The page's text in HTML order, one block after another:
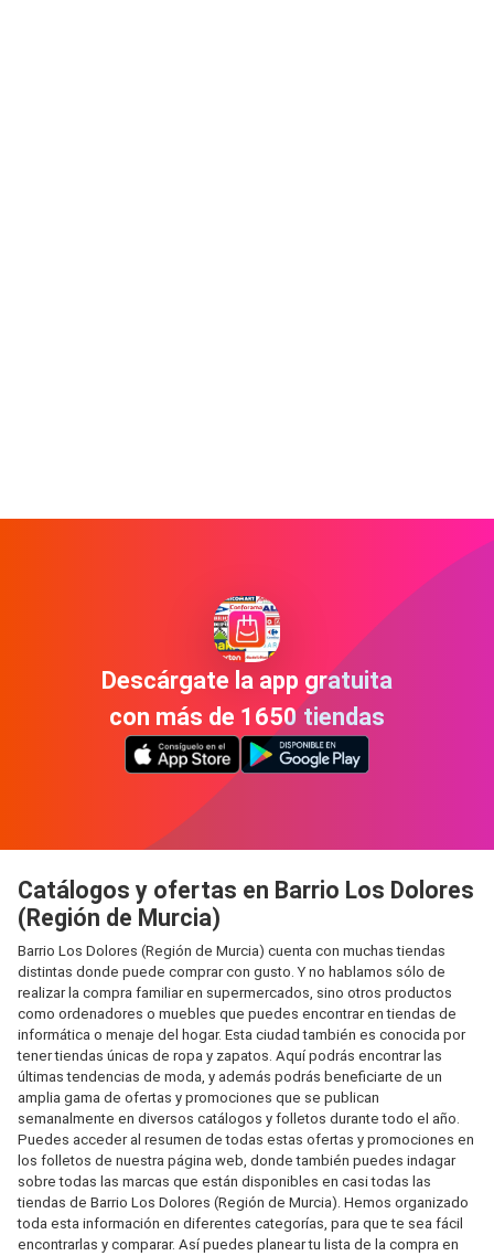
Descárgate la app gratuita
con más de 1650 tiendas
Catálogos y ofertas en Barrio Los Dolores
(Región de Murcia)
Barrio Los Dolores (Región de Murcia) cuenta con muchas tiendas
distintas donde puede comprar con gusto. Y no hablamos sólo de
realizar la compra familiar en supermercados, sino otros productos
como ordenadores o muebles que puedes encontrar en tiendas de
informática o menaje del hogar. Esta ciudad también es conocida por
tener tiendas únicas de ropa y zapatos. Aquí podrás encontrar las
últimas tendencias de moda, y además podrás beneficiarte de un
amplia gama de ofertas y promociones que se publican
semanalmente en diversos catálogos y folletos durante todo el año.
Puedes acceder al resumen de todas estas ofertas y promociones en
los folletos de nuestra página web, donde también puedes indagar
sobre todas las marcas que están disponibles en casi todas las
tiendas de Barrio Los Dolores (Región de Murcia). Hemos organizado
toda esta información en diferentes categorías, para que te sea fácil
encontrarlas y comparar. Así puedes planear tu lista de la compra en